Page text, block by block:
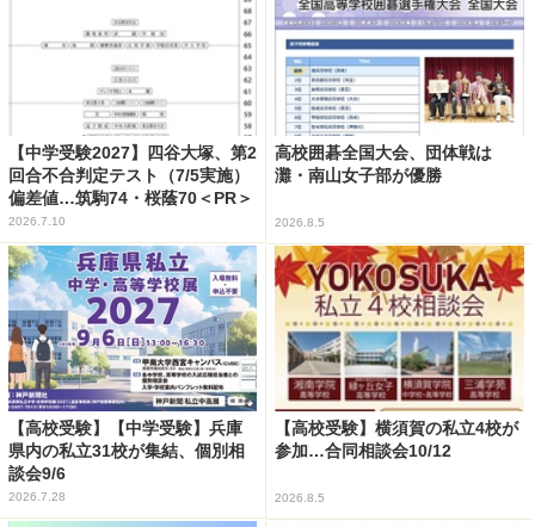
【中学受験2027】四谷大塚、第2
回合不合判定テスト（7/5実施）
偏差値…筑駒74・桜蔭70＜PR＞
2026.7.10
高校囲碁全国大会、団体戦は
灘・南山女子部が優勝
2026.8.5
【高校受験】【中学受験】兵庫
県内の私立31校が集結、個別相
談会9/6
2026.7.28
【高校受験】横須賀の私立4校が
参加…合同相談会10/12
2026.8.5